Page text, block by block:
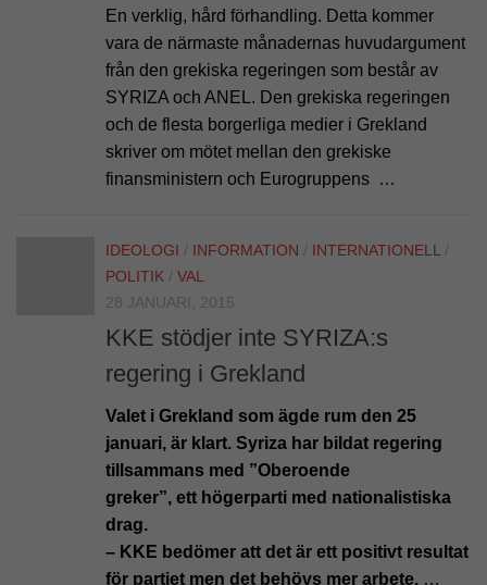
En verklig, hård förhandling. Detta kommer
vara de närmaste månadernas huvudargument
från den grekiska regeringen som består av
SYRIZA och ANEL. Den grekiska regeringen
och de flesta borgerliga medier i Grekland
skriver om mötet mellan den grekiske
finansministern och Eurogruppens …
IDEOLOGI / INFORMATION / INTERNATIONELL /
POLITIK / VAL
28 JANUARI, 2015
KKE stödjer inte SYRIZA:s
regering i Grekland
Valet i Grekland som ägde rum den 25
januari, är klart. Syriza har bildat regering
tillsammans med ”Oberoende
greker”, ett högerparti med nationalistiska
drag.
– KKE bedömer att det är ett positivt resultat
för partiet men det behövs mer arbete. …